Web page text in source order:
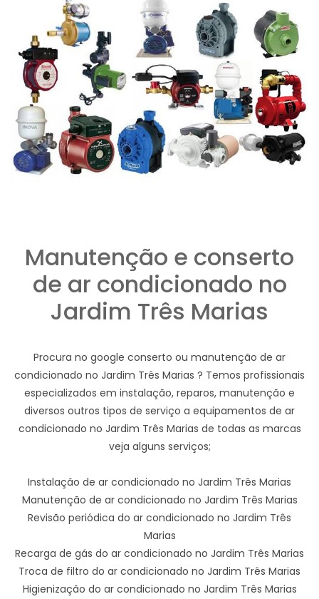
Manutenção e conserto
de ar condicionado no
Jardim Três Marias
Procura no google conserto ou manutenção de ar
condicionado no Jardim Três Marias ? Temos profissionais
especializados em instalação, reparos, manutenção e
diversos outros tipos de serviço a equipamentos de ar
condicionado no Jardim Três Marias de todas as marcas
veja alguns serviços;
Instalação de ar condicionado no Jardim Três Marias
Manutenção de ar condicionado no Jardim Três Marias
Revisão periódica do ar condicionado no Jardim Três
Marias
Recarga de gás do ar condicionado no Jardim Três Marias
Troca de filtro do ar condicionado no Jardim Três Marias
Higienização do ar condicionado no Jardim Três Marias